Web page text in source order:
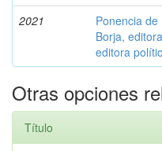
2021
Ponencia
Borja,
editora
Otras opciones
Título